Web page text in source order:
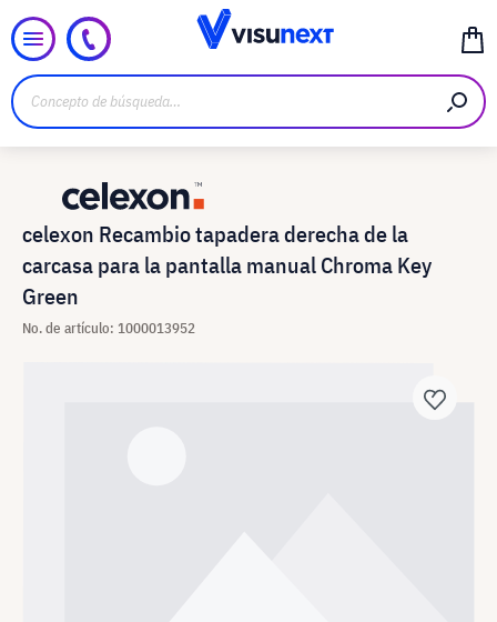
celexon Recambio tapadera derecha de la
carcasa para la pantalla manual Chroma Key
Green
No. de artículo: 1000013952